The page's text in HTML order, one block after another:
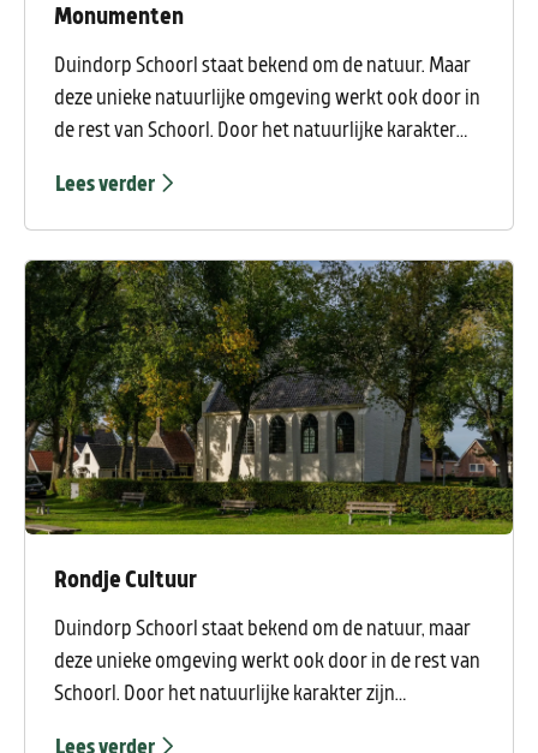
Monumenten
Duindorp Schoorl staat bekend om de natuur. Maar
deze unieke natuurlijke omgeving werkt ook door in
de rest van Schoorl. Door het natuurlijke karakter
Lees verder
Rondje Cultuur
Duindorp Schoorl staat bekend om de natuur, maar
deze unieke omgeving werkt ook door in de rest van
Schoorl. Door het natuurlijke karakter zijn
Lees verder